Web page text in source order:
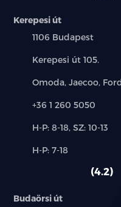
Kerepesi út
Település:
1106 Budapest
Cím:
Kerepesi út 105.
Márkák:
Omoda, Jaecoo,
Telefon:
+36 1 260 5050
Új-
használt
H-P: 8-18, SZ: 10-13
Alkatrész,
H-P: 7-18
4.2
Budaörsi út